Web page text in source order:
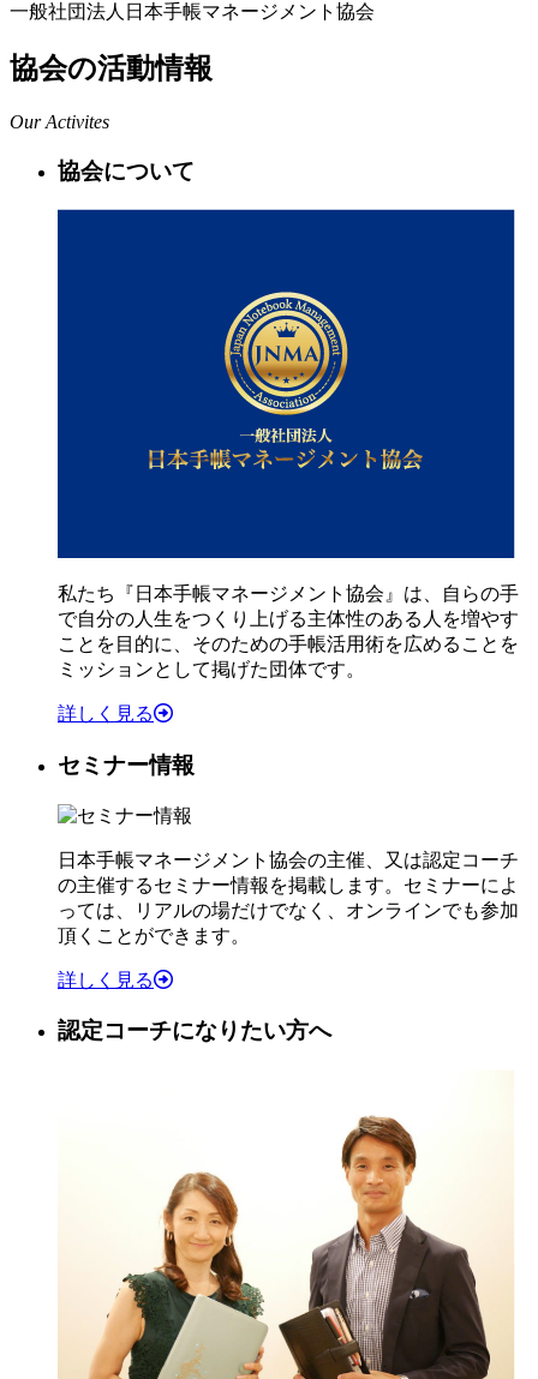
一般社団法人日本手帳マネージメント協会
協会の活動情報
Our Activites
協会について
私たち『日本手帳マネージメント協会』は、自らの手
で自分の人生をつくり上げる主体性のある人を増やす
ことを目的に、そのための手帳活用術を広めることを
ミッションとして掲げた団体です。
詳しく見る
セミナー情報
日本手帳マネージメント協会の主催、又は認定コーチ
の主催するセミナー情報を掲載します。セミナーによ
っては、リアルの場だけでなく、オンラインでも参加
頂くことができます。
詳しく見る
認定コーチになりたい方へ